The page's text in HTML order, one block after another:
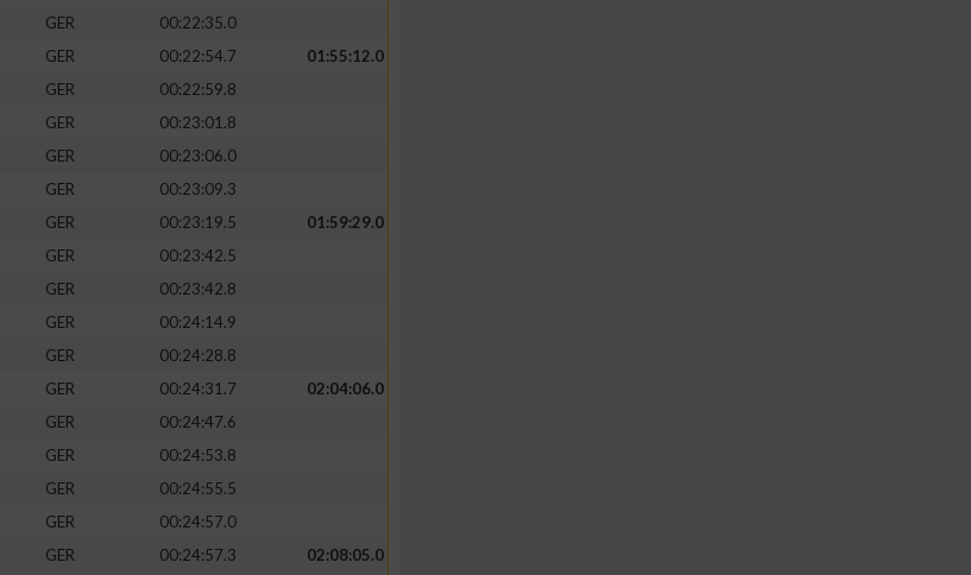
GER
00:22:35.0
GER 00:22:54.7
01:55:12.0
GER
00:22:59.8
GER
00:23:01.8
GER
00:23:06.0
GER
00:23:09.3
GER 00:23:19.5
01:59:29.0
GER
00:23:42.5
GER
00:23:42.8
GER
00:24:14.9
GER
00:24:28.8
GER 00:24:31.7
02:04:06.0
GER
00:24:47.6
GER
00:24:53.8
GER
00:24:55.5
GER
00:24:57.0
GER 00:24:57.3
02:08:05.0